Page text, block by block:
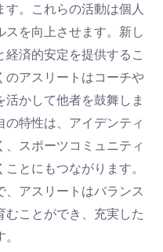
。これらの活動は個人
を向上させます。新し
済的安定を提供するこ
のアスリートはコーチや
活かして他者を鼓舞しま
特性は、アイデンティ
スポーツコミュニティ
とにもつながります。
アスリートはバランス
ことができ、充実した